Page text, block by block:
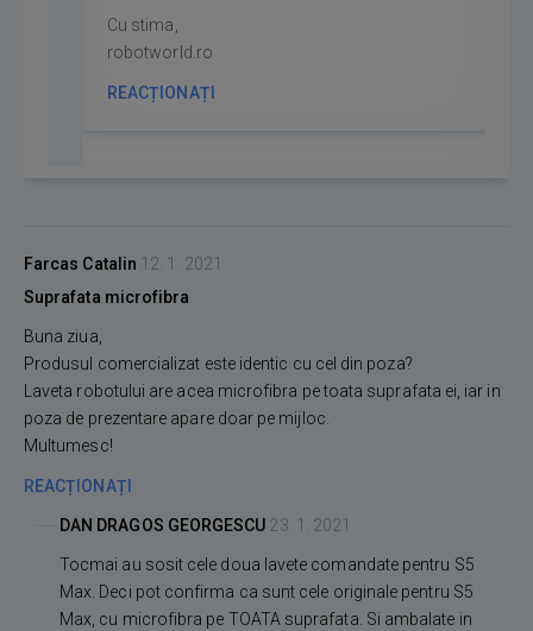
Cu stima,
robotworld.ro
REACȚIONAȚI
Farcas Catalin 12. 1. 2021
Suprafata microfibra
Buna ziua,
Produsul comercializat este identic cu cel din poza?
Laveta robotului are acea microfibra pe toata suprafata ei, iar in
poza de prezentare apare doar pe mijloc.
Multumesc!
REACȚIONAȚI
DAN DRAGOS GEORGESCU 23. 1. 2021
Tocmai au sosit cele doua lavete comandate pentru S5
Max. Deci pot confirma ca sunt cele originale pentru S5
Max, cu microfibra pe TOATA suprafata. Si ambalate in